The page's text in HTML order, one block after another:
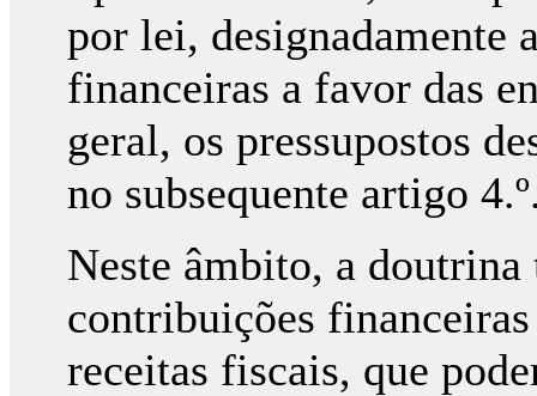
por lei, designadamente
financeiras a favor das
geral, os pressupostos
no subsequente artigo
Neste âmbito, a doutrina
contribuições
receitas fiscais, que